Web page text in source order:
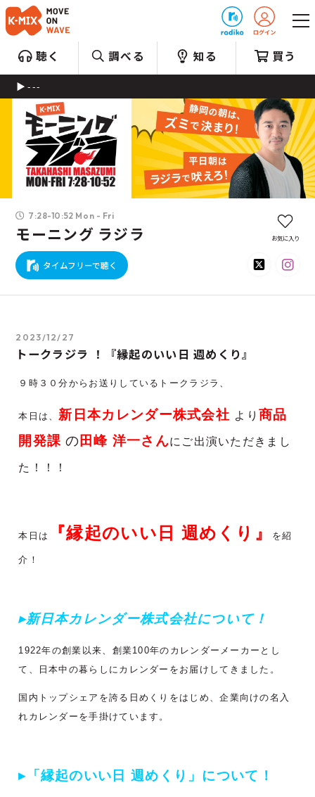
聴く 調べる 知る 買う
---
7:28-10:52 Mon - Fri
モーニング ラジラ
タイムフリーで聴く
お気に入り
2023/12/27
トークラジラ ！『縁起のいい日 週めくり』
９時３０分からお送りしているトークラジラ、
本日は、 新日本カレンダー株式会社 より 商品
開発課 の田峰 洋一さんにご出演いただきまし
た！！！
本日は 『縁起のいい日 週めくり』 を紹
介！
▸新日本カレンダー株式会社について！
1922年の創業以来、 創業100年のカレンダーメーカーとし
て、
日本中の暮らしにカレンダーをお届けしてきました。
国内トップシェアを誇る日めくりをはじめ、企業向けの名入
れカレンダーを手掛けています。
▸「縁起のいい日 週めくり」について！